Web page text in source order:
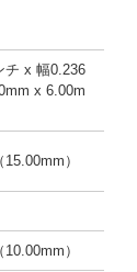
チ x 幅0.236
x 6.00m
）
）